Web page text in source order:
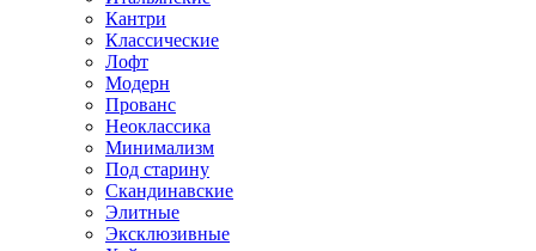
Кантри
Классические
Лофт
Модерн
Прованс
Неоклассика
Минимализм
Под старину
Скандинавские
Элитные
Эксклюзивные